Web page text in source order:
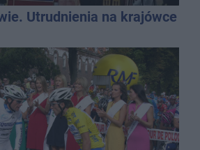
Utrudnienia na krajówce